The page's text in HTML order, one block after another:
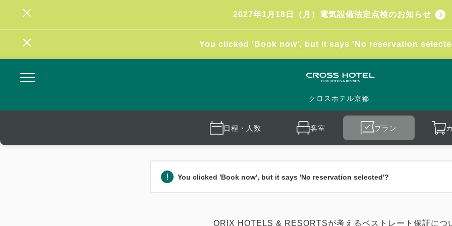
2027年1月18日（月）電気設備法定点検のお知らせ
You clicked 'Book now', but it says 'No reservation
クロスホテル京都
日程・人数 客室 プラン
You clicked 'Book now', but it says 'No reservation selected'?
ORIX HOTELS & RESORTSが考えるベストレート保証につ